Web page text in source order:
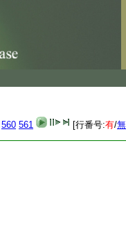
560 561 [行番号:有/無